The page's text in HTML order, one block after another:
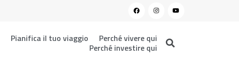
Pianifica il tuo viaggio
Perché vivere qui
Perché investire qui